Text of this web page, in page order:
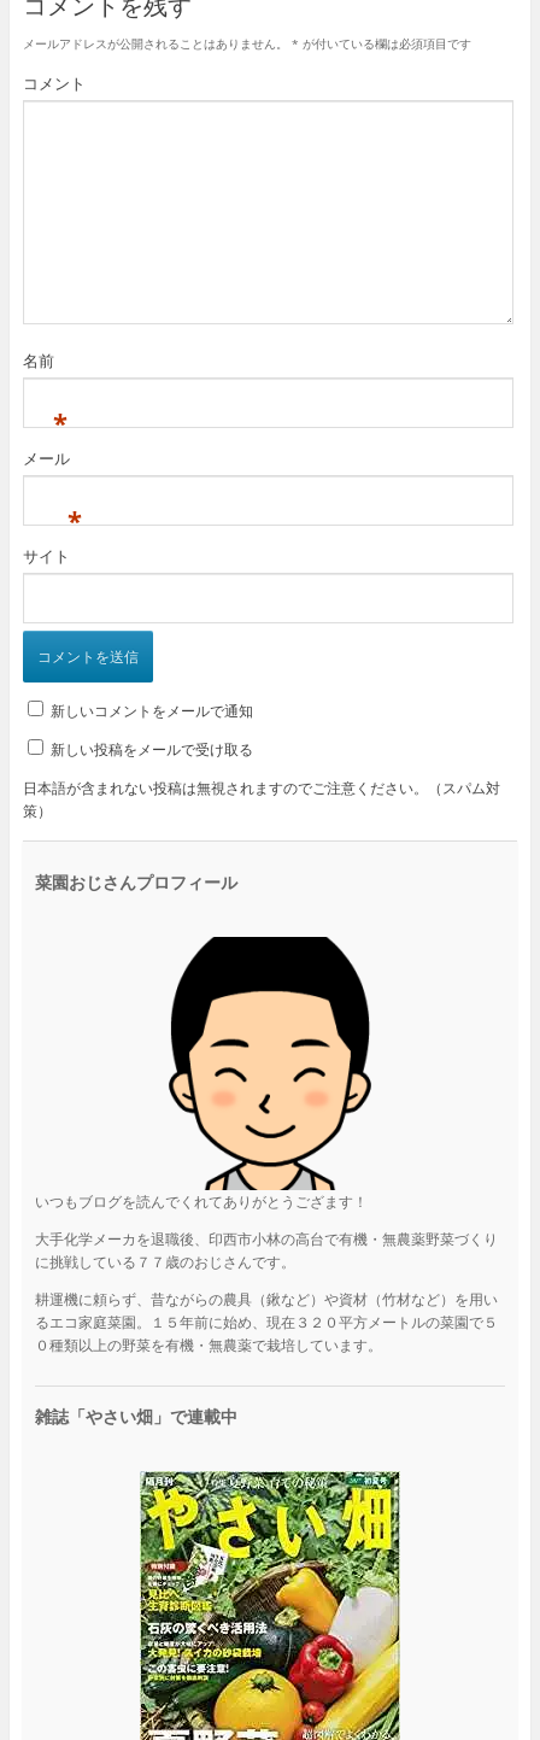
メールアドレスが公開されることはありません。 * が付いている欄は必須項目です
コメント
名前
*
メール
*
サイト
新しいコメントをメールで通知
新しい投稿をメールで受け取る
日本語が含まれない投稿は無視されますのでご注意ください。（スパム対
策）
菜園おじさんプロフィール
いつもブログを読んでくれてありがとうござます！
大手化学メーカを退職後、印西市小林の高台で有機・無農薬野菜づくり
に挑戦している７７歳のおじさんです。
耕運機に頼らず、昔ながらの農具（鍬など）や資材（竹材など）を用い
るエコ家庭菜園。１５年前に始め、現在３２０平方メートルの菜園で５
０種類以上の野菜を有機・無農薬で栽培しています。
雑誌「やさい畑」で連載中